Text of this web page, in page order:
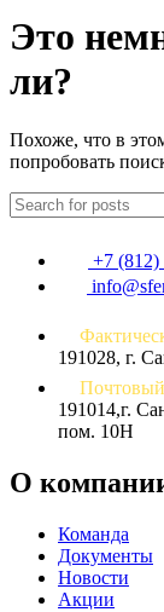
Это
ли?
Похоже, что в
попробовать
+7 (812)
191028, г.
Почтовый
191014,г.
пом. 10Н
О
Команда
Документы
Новости
Акции